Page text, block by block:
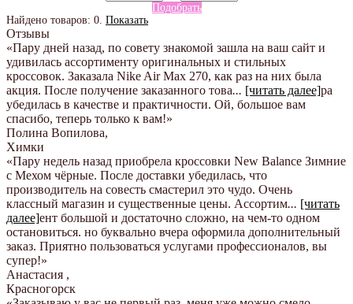
Подобрать
Найдено товаров: 0 Показать
Отзывы
«Пару дней назад, по совету знакомой зашла на ваш сайт и
удивилась ассортименту оригинальных и стильных
кроссовок. Заказала Nike Air Max 270, как раз на них была
акция. После получение заказанного това... [читать далее]ра
убедилась в качестве и практичности. Ой, большое вам
спасибо, теперь только к вам!»
Полина Вопилова,
Химки
«Пару недель назад приобрела кроссовки New Balance Зимние
с Мехом чёрные. После доставки убедилась, что
производитель на совесть смастерил это чудо. Очень
классный магазин и существенные цены. Ассортим... [читать
далее]ент большой и достаточно сложно, на чем-то одном
остановиться. но буквально вчера оформила дополнительный
заказ. Приятно пользоваться услугами профессионалов, вы
супер!»
Анастасия ,
Красногорск